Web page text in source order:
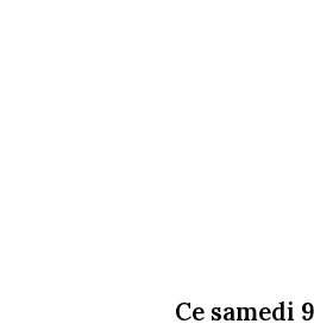
Ce samedi